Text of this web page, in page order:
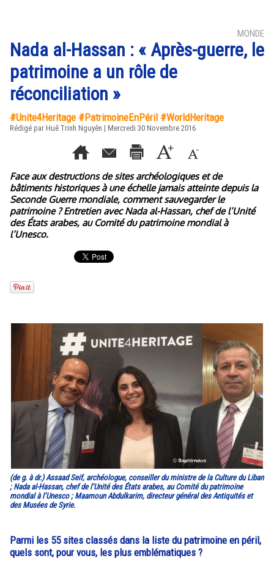
MONDE
Nada al-Hassan : « Après-guerre, le
patrimoine a un rôle de
réconciliation »
#Unite4Heritage #PatrimoineEnPéril #WorldHeritage
Rédigé par Huê Trinh Nguyên | Mercredi 30 Novembre 2016
Face aux destructions de sites archéologiques et de
bâtiments historiques à une échelle jamais atteinte depuis la
Seconde Guerre mondiale, comment sauvegarder le
patrimoine ? Entretien avec Nada al-Hassan, chef de l’Unité
des États arabes, au Comité du patrimoine mondial à
l’Unesco.
(de g. à dr.) Assaad Seif, archéologue, conseiller du ministre de la Culture du Liban
; Nada al-Hassan, chef de l’Unité des États arabes, au Comité du patrimoine
mondial à l’Unesco ; Maamoun Abdulkarim, directeur général des Antiquités et
des Musées de Syrie.
Parmi les 55 sites classés dans la liste du patrimoine en péril,
quels sont, pour vous, les plus emblématiques ?